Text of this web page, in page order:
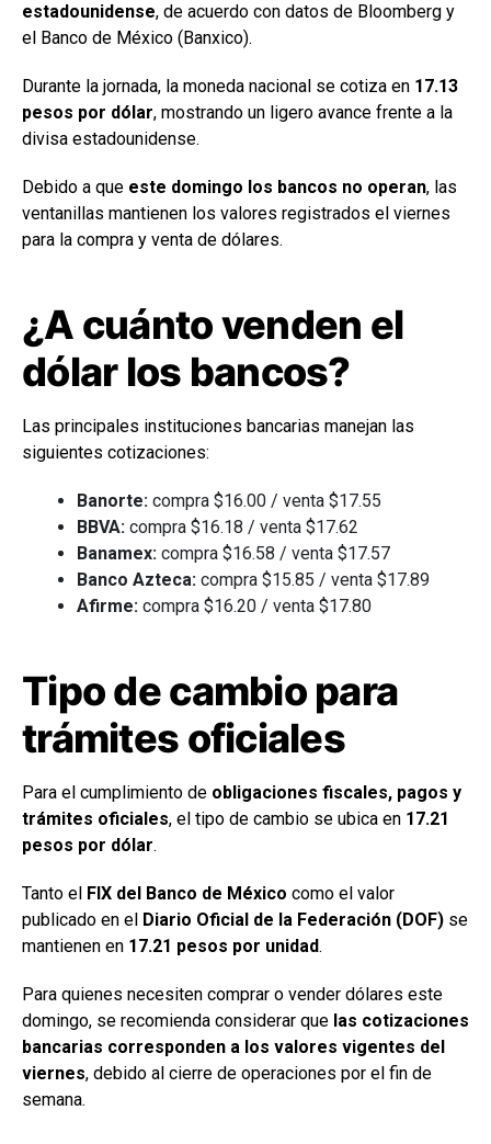
estadounidense, de acuerdo con datos de Bloomberg y
el Banco de México (Banxico).
Durante la jornada, la moneda nacional se cotiza en 17.13
pesos por dólar, mostrando un ligero avance frente a la
divisa estadounidense.
Debido a que este domingo los bancos no operan, las
ventanillas mantienen los valores registrados el viernes
para la compra y venta de dólares.
¿A cuánto venden el
dólar los bancos?
Las principales instituciones bancarias manejan las
siguientes cotizaciones:
Banorte: compra $16.00 / venta $17.55
BBVA: compra $16.18 / venta $17.62
Banamex: compra $16.58 / venta $17.57
Banco Azteca: compra $15.85 / venta $17.89
Afirme: compra $16.20 / venta $17.80
Tipo de cambio para
trámites oficiales
Para el cumplimiento de obligaciones fiscales, pagos y
trámites oficiales, el tipo de cambio se ubica en 17.21
pesos por dólar.
Tanto el FIX del Banco de México como el valor
publicado en el Diario Oficial de la Federación (DOF) se
mantienen en 17.21 pesos por unidad.
Para quienes necesiten comprar o vender dólares este
domingo, se recomienda considerar que las cotizaciones
bancarias corresponden a los valores vigentes del
viernes, debido al cierre de operaciones por el fin de
semana.